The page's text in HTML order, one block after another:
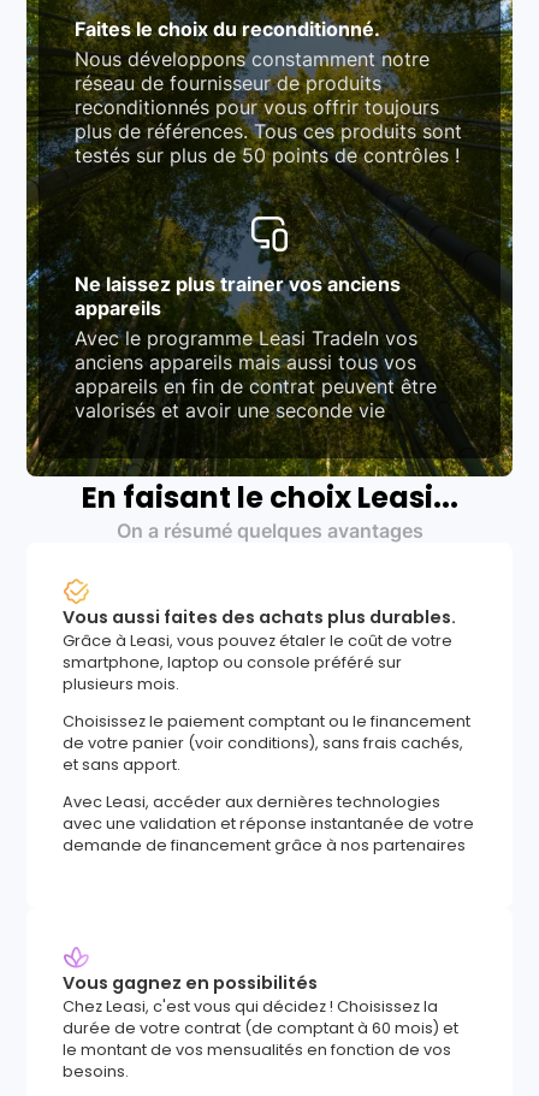
Faites le choix du reconditionné.
Nous développons constamment notre
réseau de fournisseur de produits
reconditionnés pour vous offrir toujours
plus de références. Tous ces produits sont
testés sur plus de 50 points de contrôles !
Ne laissez plus trainer vos anciens
appareils
Avec le programme Leasi TradeIn vos
anciens appareils mais aussi tous vos
appareils en fin de contrat peuvent être
valorisés et avoir une seconde vie
En faisant le choix Leasi...
On a résumé quelques avantages
Vous aussi faites des achats plus durables.
Grâce à Leasi, vous pouvez étaler le coût de votre
smartphone, laptop ou console préféré sur
plusieurs mois.
Choisissez le paiement comptant ou le financement
de votre panier (voir conditions), sans frais cachés,
et sans apport.
Avec Leasi, accéder aux dernières technologies
avec une validation et réponse instantanée de votre
demande de financement grâce à nos partenaires
Vous gagnez en possibilités
Chez Leasi, c'est vous qui décidez ! Choisissez la
durée de votre contrat (de comptant à 60 mois) et
le montant de vos mensualités en fonction de vos
besoins.